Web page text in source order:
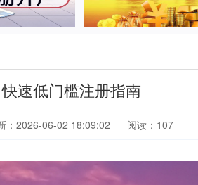
速低门槛注册指南
：2026-06-02 18:09:02 阅读：107